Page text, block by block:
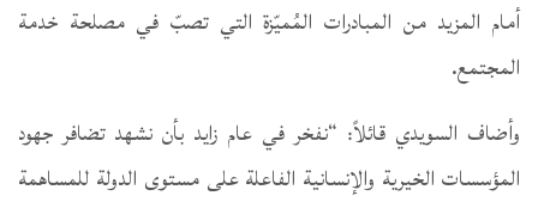
أمام المزيد من المبادرات المُميّزة التي تصبّ في مصلحة خدمة
المجتمع.
وأضاف السويدي قائلاً: “نفخر في عام زايد بأن نشهد تضافر جهود
المؤسسات الخيرية والإنسانية الفاعلة على مستوى الدولة للمساهمة